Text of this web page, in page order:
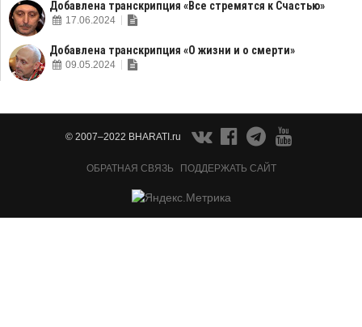
Добавлена транскрипция «Все стремятся к Счастью»
17.06.2024
Добавлена транскрипция «О жизни и о смерти»
09.05.2024
© 2007–2022 BHARATI.ru
ОБРАТНАЯ СВЯЗЬ ПОДДЕРЖАТЬ САЙТ